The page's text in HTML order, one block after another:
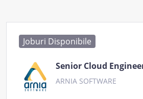
Joburi Disponibile
Senior Cloud
ARNIA SOFTWARE